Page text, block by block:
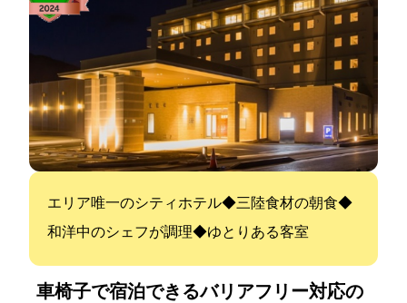
エリア唯一のシティホテル◆三陸食材の朝食◆
和洋中のシェフが調理◆ゆとりある客室
車椅子で宿泊できるバリアフリー対応の